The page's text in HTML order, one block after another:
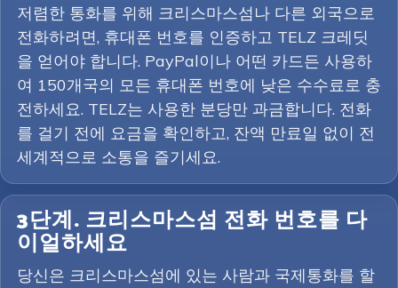
저렴한 통화를 위해 크리스마스섬나 다른 외국으로
전화하려면, 휴대폰 번호를 인증하고 TELZ 크레딧
을 얻어야 합니다. PayPal이나 어떤 카드든 사용하
여 150개국의 모든 휴대폰 번호에 낮은 수수료로 충
전하세요. TELZ는 사용한 분당만 과금합니다. 전화
를 걸기 전에 요금을 확인하고, 잔액 만료일 없이 전
세계적으로 소통을 즐기세요.
3단계. 크리스마스섬 전화 번호를 다
이얼하세요
당신은 크리스마스섬에 있는 사람과 국제통화를 할